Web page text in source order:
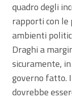
quadro degli
rapporti con le
ambienti
Draghi a
sicuramente,
governo fatto.
dovrebbe